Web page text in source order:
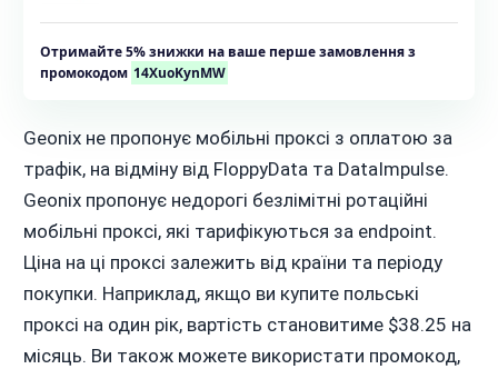
Отримайте 5% знижки на ваше перше замовлення з
промокодом 14XuoKynMW
Geonix не пропонує мобільні проксі з оплатою за
трафік, на відміну від FloppyData та DataImpulse.
Geonix пропонує недорогі безлімітні ротаційні
мобільні проксі, які тарифікуються за endpoint.
Ціна на ці проксі залежить від країни та періоду
покупки. Наприклад, якщо ви купите польські
проксі на один рік, вартість становитиме $38.25 на
місяць. Ви також можете використати промокод,